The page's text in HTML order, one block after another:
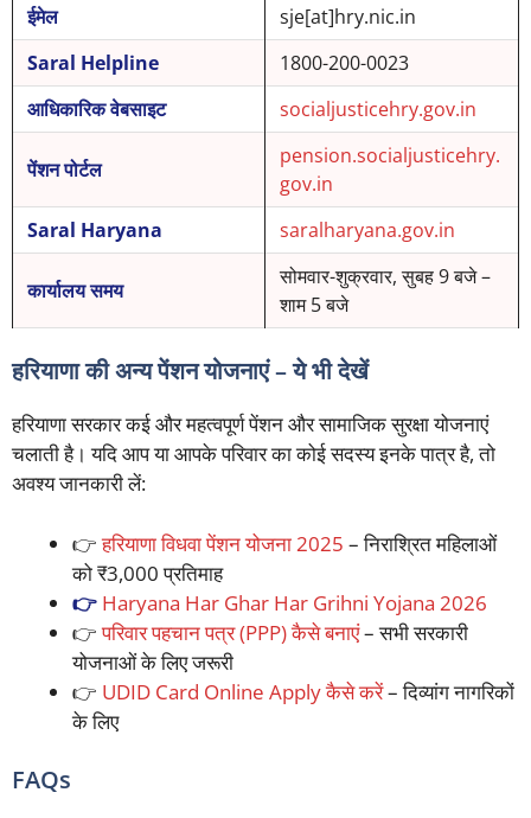
ईमेल
sje[at]hry.nic.in
Saral Helpline
1800-200-0023
आधिकारिक वेबसाइट
socialjusticehry.gov.in
पेंशन पोर्टल
pension.socialjusticehry.
gov.in
Saral Haryana
saralharyana.gov.in
कार्यालय समय
सोमवार-शुक्रवार, सुबह 9 बजे –
शाम 5 बजे
हरियाणा की अन्य पेंशन योजनाएं – ये भी देखें
हरियाणा सरकार कई और महत्वपूर्ण पेंशन और सामाजिक सुरक्षा योजनाएं
चलाती है। यदि आप या आपके परिवार का कोई सदस्य इनके पात्र है, तो
अवश्य जानकारी लें:
👉हरियाणा विधवा पेंशन योजना 2025 – निराश्रित महिलाओं
को ₹3,000 प्रतिमाह
👉 Haryana Har Ghar Har Grihni Yojana 2026
👉परिवार पहचान पत्र (PPP) कैसे बनाएं– सभी सरकारी
योजनाओं के लिए जरूरी
👉 UDID Card Online Apply कैसे करें– दिव्यांग नागरिकों
के लिए
FAQs